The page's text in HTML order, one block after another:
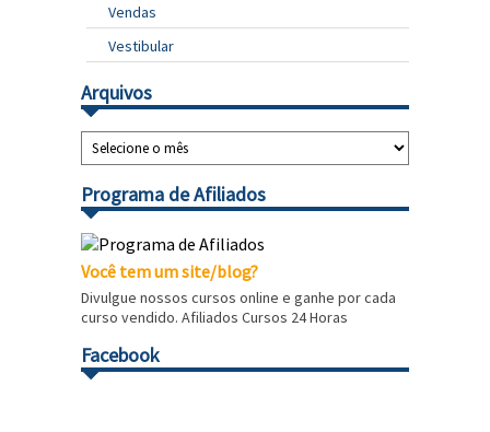
Vendas
Vestibular
Arquivos
Programa de Afiliados
Você tem um site/blog?
Divulgue nossos cursos online e ganhe por cada
curso vendido. Afiliados Cursos 24 Horas
Facebook